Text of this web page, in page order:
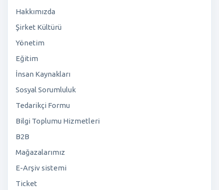
Hakkımızda
Şirket Kültürü
Yönetim
Eğitim
İnsan Kaynakları
Sosyal Sorumluluk
Tedarikçi Formu
Bilgi Toplumu Hizmetleri
B2B
Mağazalarımız
E-Arşiv sistemi
Ticket